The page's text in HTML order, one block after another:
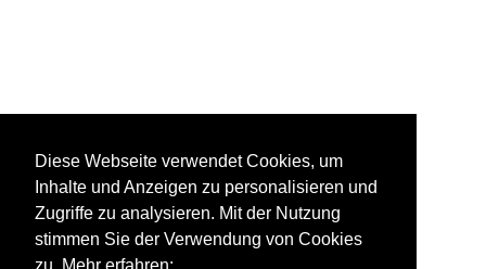
Diese Webseite verwendet Cookies, um
Inhalte und Anzeigen zu personalisieren und
Zugriffe zu analysieren. Mit der Nutzung
stimmen Sie der Verwendung von Cookies